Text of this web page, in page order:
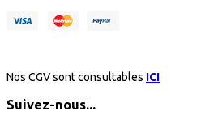
Nos CGV sont consultables ICI
Suivez-nous...